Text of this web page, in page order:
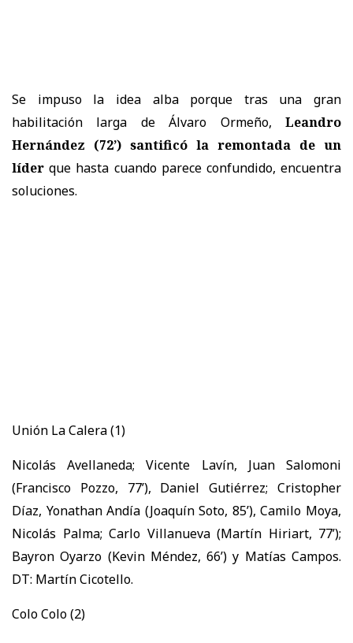
Se impuso la idea alba porque tras una gran
habilitación larga de Álvaro Ormeño, Leandro
Hernández (72’) santificó la remontada de un
líder que hasta cuando parece confundido, encuentra
soluciones.
Unión La Calera (1)
Nicolás Avellaneda; Vicente Lavín, Juan Salomoni
(Francisco Pozzo, 77’), Daniel Gutiérrez; Cristopher
Díaz, Yonathan Andía (Joaquín Soto, 85’), Camilo Moya,
Nicolás Palma; Carlo Villanueva (Martín Hiriart, 77’);
Bayron Oyarzo (Kevin Méndez, 66’) y Matías Campos.
DT: Martín Cicotello.
Colo Colo (2)